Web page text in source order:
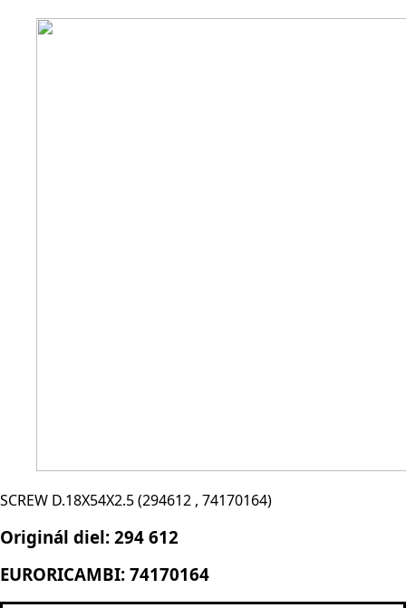
SCREW D.18X54X2.5 (294612 , 74170164)
Originál diel: 294 612
EURORICAMBI: 74170164